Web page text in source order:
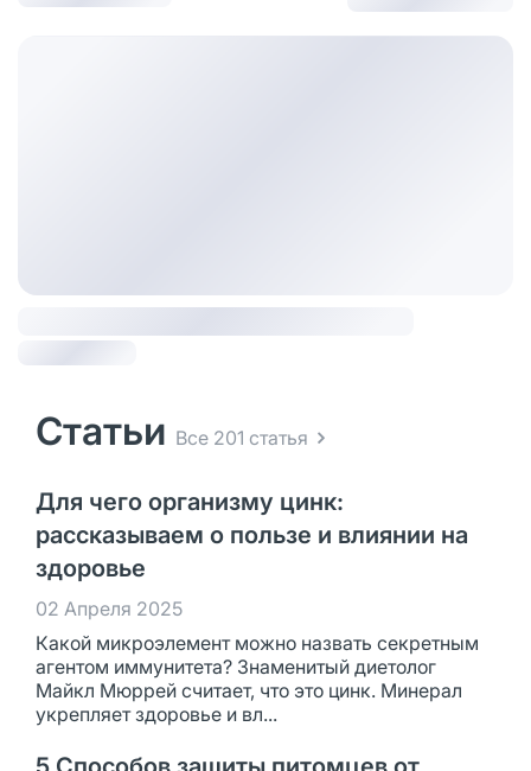
Статьи Все 201 статья
Для чего организму цинк:
рассказываем о пользе и влиянии на
здоровье
02 Апреля 2025
Какой микроэлемент можно назвать секретным
агентом иммунитета? Знаменитый диетолог
Майкл Мюррей считает, что это цинк. Минерал
укрепляет здоровье и вл...